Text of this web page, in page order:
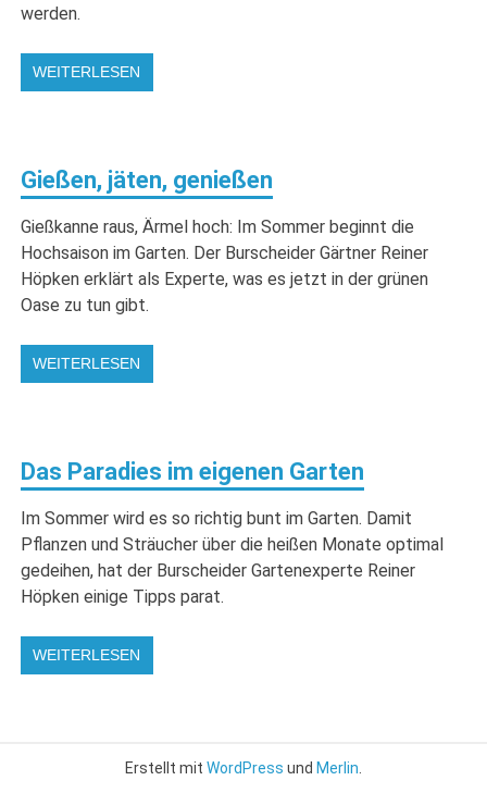
werden.
WEITERLESEN
Gießen, jäten, genießen
Gießkanne raus, Ärmel hoch: Im Sommer beginnt die
Hochsaison im Garten. Der Burscheider Gärtner Reiner
Höpken erklärt als Experte, was es jetzt in der grünen
Oase zu tun gibt.
WEITERLESEN
Das Paradies im eigenen Garten
Im Sommer wird es so richtig bunt im Garten. Damit
Pflanzen und Sträucher über die heißen Monate optimal
gedeihen, hat der Burscheider Gartenexperte Reiner
Höpken einige Tipps parat.
WEITERLESEN
Erstellt mit WordPress und Merlin